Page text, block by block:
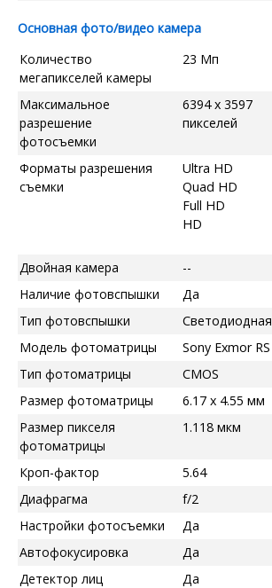
Основная фото/видео камера
Количество
мегапикселей камеры
23 Мп
Максимальное
разрешение
фотосъемки
6394 x 3597
пикселей
Форматы разрешения
съемки
Ultra HD
Quad HD
Full HD
HD
Двойная камера
--
Наличие фотовспышки
Да
Тип фотовспышки
Светодиодная
Модель фотоматрицы
Sony Exmor RS
Тип фотоматрицы
CMOS
Размер фотоматрицы
6.17 x 4.55 мм
Размер пикселя
фотоматрицы
1.118 мкм
Кроп-фактор 5.64
Диафрагма
f/2
Настройки фотосъемки
Да
Автофокусировка
Да
Детектор лиц
Да